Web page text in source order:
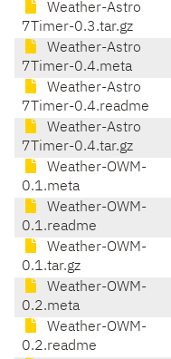
Weather-Astro
7Timer-0.3.tar.gz
Weather-Astro
7Timer-0.4.meta
Weather-Astro
7Timer-0.4.readme
Weather-Astro
7Timer-0.4.tar.gz
Weather-OWM-
0.1.meta
Weather-OWM-
0.1.readme
Weather-OWM-
0.1.tar.gz
Weather-OWM-
0.2.meta
Weather-OWM-
0.2.readme